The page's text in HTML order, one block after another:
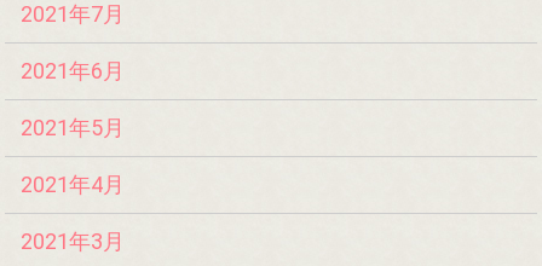
2021年7月
2021年6月
2021年5月
2021年4月
2021年3月